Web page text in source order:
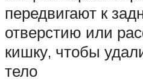
передвигают к
отверстию или
кишку, чтобы
тело